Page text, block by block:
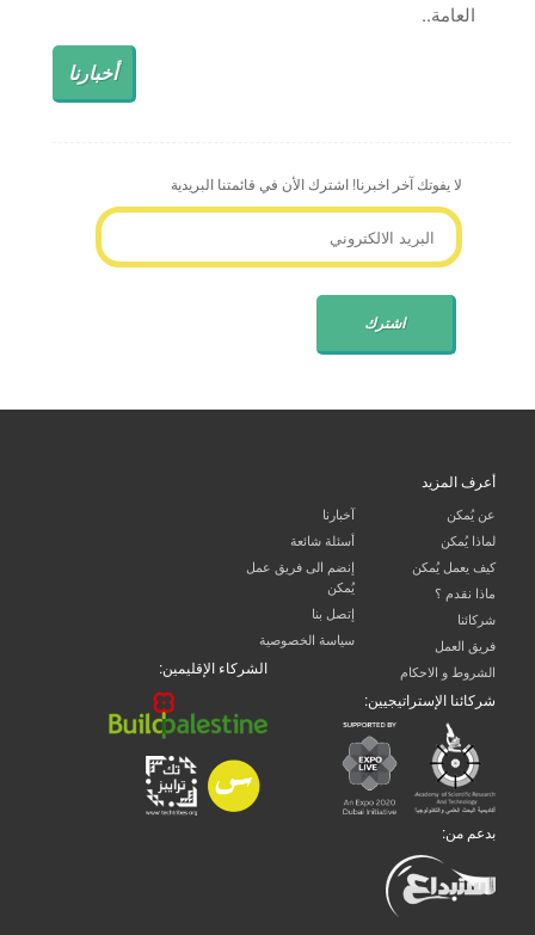
العامة..
أخبارنا
لا يفوتك آخر اخبرنا! اشترك الأن في قائمتنا البريدية
أعرف المزيد
عن يُمكن
لماذا يُمكن
كيف يعمل يُمكن
ماذا نقدم ؟
شركائنا
فريق العمل
الشروط و الاحكام
آخبارنا
أسئلة شائعة
إنضم الى فريق عمل
يُمكن
إتصل بنا
سياسة الخصوصية
الشركاء الإقليمين:
شركائنا الإستراتيجيين:
بدعم من: